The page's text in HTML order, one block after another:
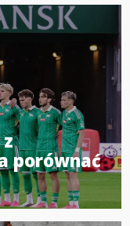
porównać